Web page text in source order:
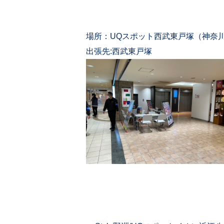
場所：UQスポット西武東戸塚（神奈
出張先:西武東戸塚